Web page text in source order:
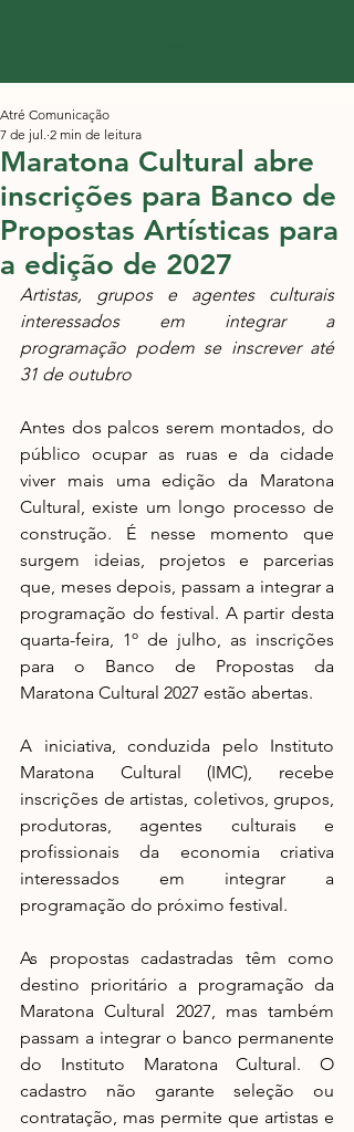
Maratona Cultural abre
inscrições para Banco de
Propostas Artísticas para
a edição de 2027
Atré Comunicação
7 de jul. 2 min de leitura
Artistas, grupos e agentes culturais
interessados em integrar a
programação podem se inscrever até
31 de outubro
Antes dos palcos serem montados, do
público ocupar as ruas e da cidade
viver mais uma edição da Maratona
Cultural, existe um longo processo de
construção. É nesse momento que
surgem ideias, projetos e parcerias
que, meses depois, passam a integrar a
programação do festival. A partir desta
quarta-feira, 1º de julho, as inscrições
para o Banco de Propostas da
Maratona Cultural 2027 estão abertas.
A iniciativa, conduzida pelo Instituto
Maratona Cultural (IMC), recebe
inscrições de artistas, coletivos, grupos,
produtoras, agentes culturais e
profissionais da economia criativa
interessados em integrar a
programação do próximo festival.
As propostas cadastradas têm como
destino prioritário a programação da
Maratona Cultural 2027, mas também
passam a integrar o banco permanente
do Instituto Maratona Cultural. O
cadastro não garante seleção ou
contratação, mas permite que artistas e